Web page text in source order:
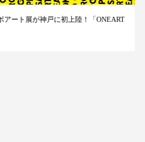
ト展が神戸に初上陸！「ONEART